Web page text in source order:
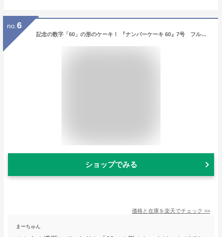
no. 6
記念の数字「60」の形のケーキ！ 『ナンバーケーキ 60』7号 フルーツいっぱいといちごいっぱいの2タイプ☆還暦のお祝い はもちろん、お誕生日 記念日 メモリアルなどに大人気☆数字 の形の ケーキ でお祝いしよう！
ショップでみる
価格と在庫を楽天でチェック >>
まーちゅん